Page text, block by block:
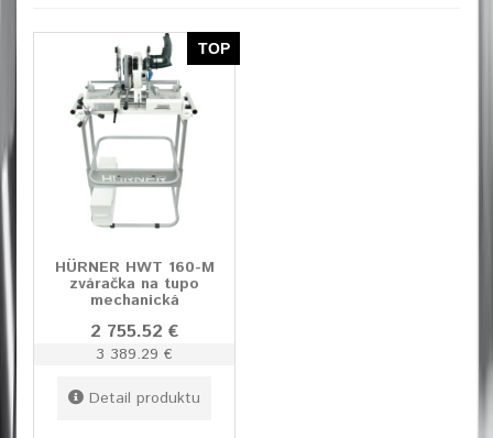
TOP
HÜRNER HWT 160-M
zváračka na tupo
mechanická
2 755.52 €
3 389.29 €
Detail produktu